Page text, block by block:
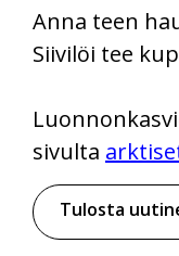
Anna teen
Siivilöi tee
sivulta
Tulosta